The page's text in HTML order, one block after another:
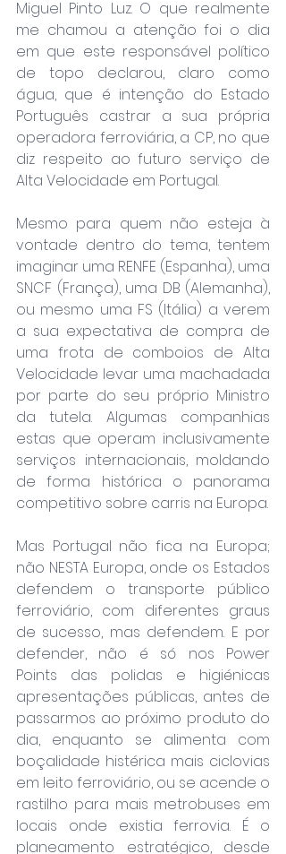
Miguel Pinto Luz. O que realmente
me chamou a atenção foi o dia
em que este responsável político
de topo declarou, claro como
água, que é intenção do Estado
Português castrar a sua própria
operadora ferroviária, a CP, no que
diz respeito ao futuro serviço de
Alta Velocidade em Portugal.
Mesmo para quem não esteja à
vontade dentro do tema, tentem
imaginar uma RENFE (Espanha), uma
SNCF (França), uma DB (Alemanha),
ou mesmo uma FS (Itália) a verem
a sua expectativa de compra de
uma frota de comboios de Alta
Velocidade levar uma machadada
por parte do seu próprio Ministro
da tutela. Algumas companhias
estas que operam inclusivamente
serviços internacionais, moldando
de forma histórica o panorama
competitivo sobre carris na Europa.
Mas Portugal não fica na Europa;
não NESTA Europa, onde os Estados
defendem o transporte público
ferroviário, com diferentes graus
de sucesso, mas defendem. E por
defender, não é só nos Power
Points das polidas e higiénicas
apresentações públicas, antes de
passarmos ao próximo produto do
dia, enquanto se alimenta com
boçalidade histérica mais ciclovias
em leito ferroviário, ou se acende o
rastilho para mais metrobuses em
locais onde existia ferrovia. É o
planeamento estratégico, desde